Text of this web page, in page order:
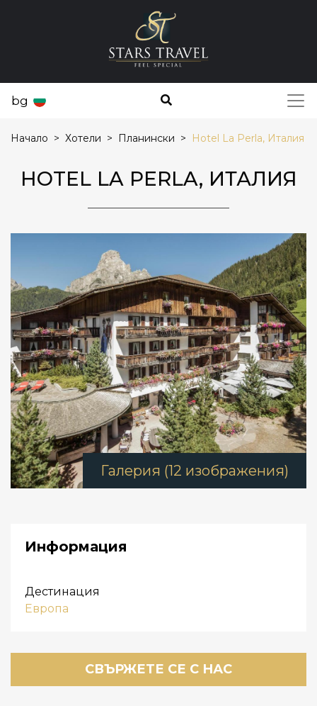
bg
Начало Хотели Планински Hotel La Perla, Италия
HOTEL LA PERLA, ИТАЛИЯ
Галерия (12 изображения)
Информация
Дестинация
Европа
СВЪРЖЕТЕ СЕ С НАС